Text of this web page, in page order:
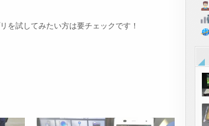
を試してみたい方は要チェックです！